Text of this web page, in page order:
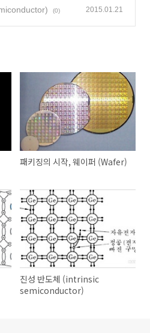
(0) 2015.01.21
패키징의 시작, 웨이퍼 (Wafer)
진성 반도체 (intrinsic
semiconductor)